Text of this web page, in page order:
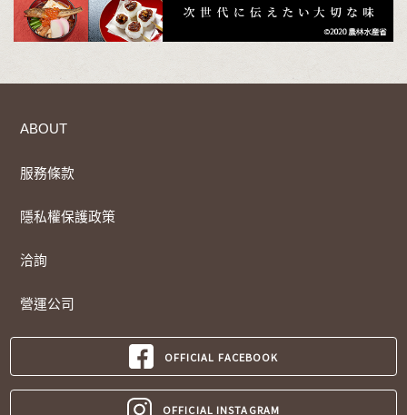
ABOUT
服務條款
隱私權保護政策
洽詢
營運公司
OFFICIAL FACEBOOK
OFFICIAL INSTAGRAM